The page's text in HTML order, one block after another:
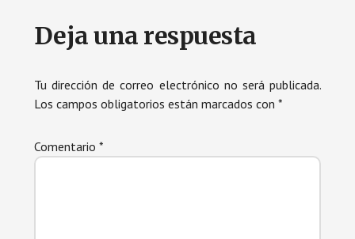
Interacciones
los
Deja una respuesta
Tu dirección de correo electrónico no será publicada.
Los campos obligatorios están marcados con *
Comentario *